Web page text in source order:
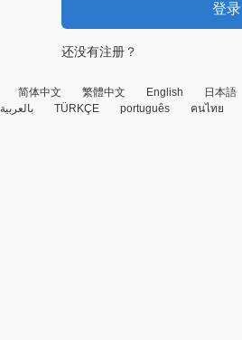
登录
还没有注册？
简体中文 繁體中文 English 日本語
بالعربية
TÜRKÇE português คนไทย